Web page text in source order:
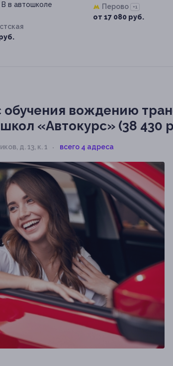
B в автошколе
Перово
+1
от 17 080 руб.
вождению
«Автокурс» (38 430
д. 13, к. 1 всего 4 адреса